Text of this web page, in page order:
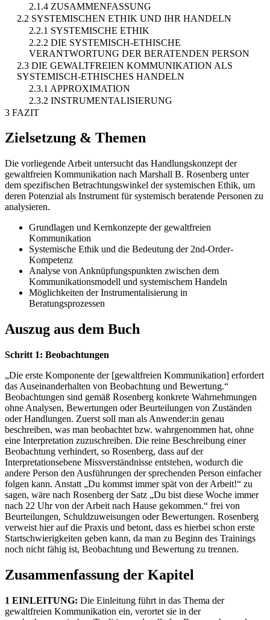
2.1.4 ZUSAMMENFASSUNG
2.2 SYSTEMISCHEN ETHIK UND IHR HANDELN
2.2.1 SYSTEMISCHE ETHIK
2.2.2 DIE SYSTEMISCH-ETHISCHE
VERANTWORTUNG DER BERATENDEN PERSON
2.3 DIE GEWALTFREIEN KOMMUNIKATION ALS
SYSTEMISCH-ETHISCHES HANDELN
2.3.1 APPROXIMATION
2.3.2 INSTRUMENTALISIERUNG
3 FAZIT
Zielsetzung & Themen
Die vorliegende Arbeit untersucht das Handlungskonzept der
gewaltfreien Kommunikation nach Marshall B. Rosenberg unter
dem spezifischen Betrachtungswinkel der systemischen Ethik, um
deren Potenzial als Instrument für systemisch beratende Personen zu
analysieren.
Grundlagen und Kernkonzepte der gewaltfreien
Kommunikation
Systemische Ethik und die Bedeutung der 2nd-Order-
Kompetenz
Analyse von Anknüpfungspunkten zwischen dem
Kommunikationsmodell und systemischem Handeln
Möglichkeiten der Instrumentalisierung in
Beratungsprozessen
Auszug aus dem Buch
Schritt 1: Beobachtungen
„Die erste Komponente der [gewaltfreien Kommunikation] erfordert
das Auseinanderhalten von Beobachtung und Bewertung.“
Beobachtungen sind gemäß Rosenberg konkrete Wahrnehmungen
ohne Analysen, Bewertungen oder Beurteilungen von Zuständen
oder Handlungen. Zuerst soll man als Anwender:in genau
beschreiben, was man beobachtet bzw. wahrgenommen hat, ohne
eine Interpretation zuzuschreiben. Die reine Beschreibung einer
Beobachtung verhindert, so Rosenberg, dass auf der
Interpretationsebene Missverständnisse entstehen, wodurch die
andere Person den Ausführungen der sprechenden Person einfacher
folgen kann. Anstatt „Du kommst immer spät von der Arbeit!“ zu
sagen, wäre nach Rosenberg der Satz „Du bist diese Woche immer
nach 22 Uhr von der Arbeit nach Hause gekommen.“ frei von
Beurteilungen, Schuldzuweisungen oder Bewertungen. Rosenberg
verweist hier auf die Praxis und betont, dass es hierbei schon erste
Startschwierigkeiten geben kann, da man zu Beginn des Trainings
noch nicht fähig ist, Beobachtung und Bewertung zu trennen.
Zusammenfassung der Kapitel
1 EINLEITUNG: Die Einleitung führt in das Thema der
gewaltfreien Kommunikation ein, verortet sie in der